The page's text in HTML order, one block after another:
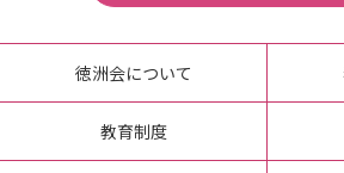
徳洲会について
教育制度